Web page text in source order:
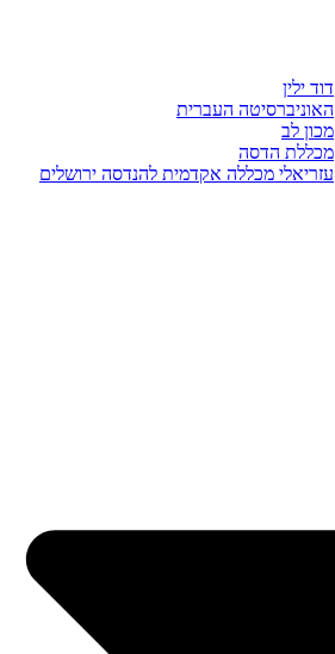
דוד ילין
האוניברסיטה העברית
מכון לב
מכללת הדסה
עזריאלי מכללה אקדמית להנדסה ירושלים